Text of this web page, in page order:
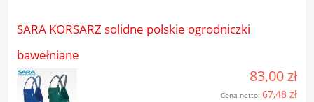
SARA KORSARZ solidne polskie ogrodniczki
bawełniane
83,00 zł
Cena netto: 67,48 zł